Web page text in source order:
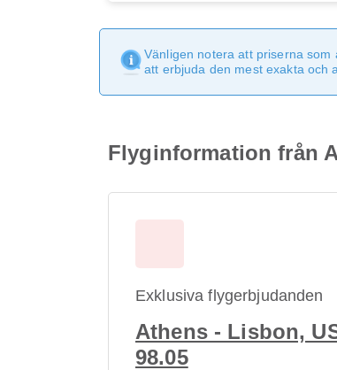
Vänligen notera att priserna
att erbjuda den mest exakta och
Flyginformation från
Exklusiva flygerbjudanden
Athens - Lisbon,
98.05